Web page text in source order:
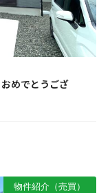
めでとうござ
物件紹介（売買）